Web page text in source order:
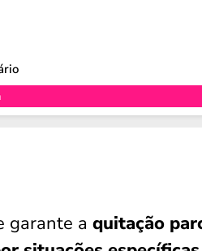
garante a quitação